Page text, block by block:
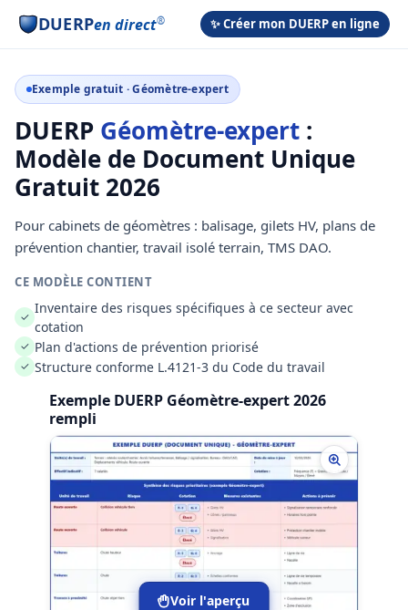
DUERPen direct® ✨ Créer mon DUERP en ligne
Exemple gratuit · Géomètre-expert
DUERP Géomètre-expert :
Modèle de Document Unique
Gratuit 2026
Pour cabinets de géomètres : balisage, gilets HV, plans de
prévention chantier, travail isolé terrain, TMS DAO.
CE MODÈLE CONTIENT
✓
Inventaire des risques spécifiques à ce secteur avec
cotation
✓ Plan d'actions de prévention priorisé
✓ Structure conforme L.4121-3 du Code du travail
Exemple DUERP Géomètre-expert 2026
rempli
Voir l'aperçu